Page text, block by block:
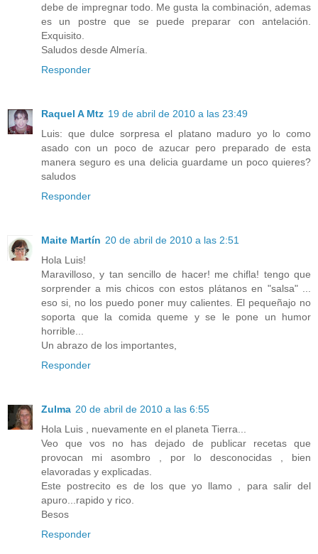
debe de impregnar todo. Me gusta la combinación, ademas
es un postre que se puede preparar con antelación.
Exquisito.
Saludos desde Almería.
Responder
Raquel A Mtz 19 de abril de 2010 a las 23:49
Luis: que dulce sorpresa el platano maduro yo lo como
asado con un poco de azucar pero preparado de esta
manera seguro es una delicia guardame un poco quieres?
saludos
Responder
Maite Martín 20 de abril de 2010 a las 2:51
Hola Luis!
Maravilloso, y tan sencillo de hacer! me chifla! tengo que
sorprender a mis chicos con estos plátanos en "salsa" ...
eso si, no los puedo poner muy calientes. El pequeñajo no
soporta que la comida queme y se le pone un humor
horrible...
Un abrazo de los importantes,
Responder
Zulma 20 de abril de 2010 a las 6:55
Hola Luis , nuevamente en el planeta Tierra...
Veo que vos no has dejado de publicar recetas que
provocan mi asombro , por lo desconocidas , bien
elavoradas y explicadas.
Este postrecito es de los que yo llamo , para salir del
apuro...rapido y rico.
Besos
Responder